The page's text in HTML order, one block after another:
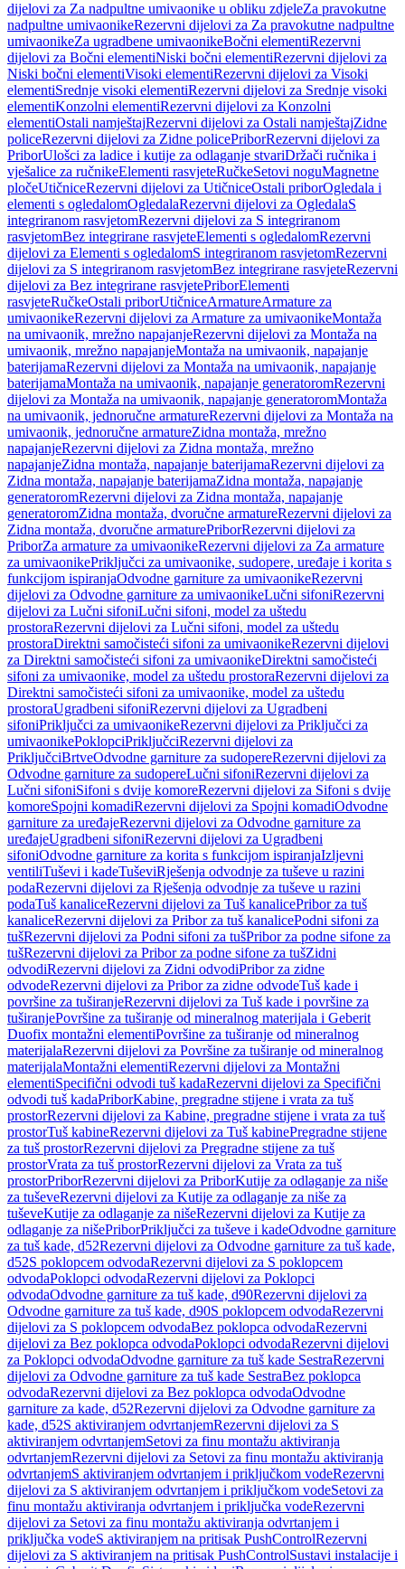
dijelovi za Za nadpultne umivaonike u obliku zdjeleZa pravokutne
nadpultne umivaonikeRezervni dijelovi za Za pravokutne nadpultne
umivaonikeZa ugradbene umivaonikeBočni elementiRezervni
dijelovi za Bočni elementiNiski bočni elementiRezervni dijelovi za
Niski bočni elementiVisoki elementiRezervni dijelovi za Visoki
elementiSrednje visoki elementiRezervni dijelovi za Srednje visoki
elementiKonzolni elementiRezervni dijelovi za Konzolni
elementiOstali namještajRezervni dijelovi za Ostali namještajZidne
policeRezervni dijelovi za Zidne policePriborRezervni dijelovi za
PriborUlošci za ladice i kutije za odlaganje stvariDržači ručnika i
vješalice za ručnikeElementi rasvjeteRučkeSetovi noguMagnetne
pločeUtičniceRezervni dijelovi za UtičniceOstali priborOgledala i
elementi s ogledalomOgledalaRezervni dijelovi za OgledalaS
integriranom rasvjetomRezervni dijelovi za S integriranom
rasvjetomBez integrirane rasvjeteElementi s ogledalomRezervni
dijelovi za Elementi s ogledalomS integriranom rasvjetomRezervni
dijelovi za S integriranom rasvjetomBez integrirane rasvjeteRezervni
dijelovi za Bez integrirane rasvjetePriborElementi
rasvjeteRučkeOstali priborUtičniceArmatureArmature za
umivaonikeRezervni dijelovi za Armature za umivaonikeMontaža
na umivaonik, mrežno napajanjeRezervni dijelovi za Montaža na
umivaonik, mrežno napajanjeMontaža na umivaonik, napajanje
baterijamaRezervni dijelovi za Montaža na umivaonik, napajanje
baterijamaMontaža na umivaonik, napajanje generatoromRezervni
dijelovi za Montaža na umivaonik, napajanje generatoromMontaža
na umivaonik, jednoručne armatureRezervni dijelovi za Montaža na
umivaonik, jednoručne armatureZidna montaža, mrežno
napajanjeRezervni dijelovi za Zidna montaža, mrežno
napajanjeZidna montaža, napajanje baterijamaRezervni dijelovi za
Zidna montaža, napajanje baterijamaZidna montaža, napajanje
generatoromRezervni dijelovi za Zidna montaža, napajanje
generatoromZidna montaža, dvoručne armatureRezervni dijelovi za
Zidna montaža, dvoručne armaturePriborRezervni dijelovi za
PriborZa armature za umivaonikeRezervni dijelovi za Za armature
za umivaonikePriključci za umivaonike, sudopere, uređaje i korita s
funkcijom ispiranjaOdvodne garniture za umivaonikeRezervni
dijelovi za Odvodne garniture za umivaonikeLučni sifoniRezervni
dijelovi za Lučni sifoniLučni sifoni, model za uštedu
prostoraRezervni dijelovi za Lučni sifoni, model za uštedu
prostoraDirektni samočisteći sifoni za umivaonikeRezervni dijelovi
za Direktni samočisteći sifoni za umivaonikeDirektni samočisteći
sifoni za umivaonike, model za uštedu prostoraRezervni dijelovi za
Direktni samočisteći sifoni za umivaonike, model za uštedu
prostoraUgradbeni sifoniRezervni dijelovi za Ugradbeni
sifoniPriključci za umivaonikeRezervni dijelovi za Priključci za
umivaonikePoklopciPriključciRezervni dijelovi za
PriključciBrtveOdvodne garniture za sudopereRezervni dijelovi za
Odvodne garniture za sudopereLučni sifoniRezervni dijelovi za
Lučni sifoniSifoni s dvije komoreRezervni dijelovi za Sifoni s dvije
komoreSpojni komadiRezervni dijelovi za Spojni komadiOdvodne
garniture za uređajeRezervni dijelovi za Odvodne garniture za
uređajeUgradbeni sifoniRezervni dijelovi za Ugradbeni
sifoniOdvodne garniture za korita s funkcijom ispiranjaIzljevni
ventiliTuševi i kadeTuševiRješenja odvodnje za tuševe u razini
podaRezervni dijelovi za Rješenja odvodnje za tuševe u razini
podaTuš kanaliceRezervni dijelovi za Tuš kanalicePribor za tuš
kanaliceRezervni dijelovi za Pribor za tuš kanalicePodni sifoni za
tušRezervni dijelovi za Podni sifoni za tušPribor za podne sifone za
tušRezervni dijelovi za Pribor za podne sifone za tušZidni
odvodiRezervni dijelovi za Zidni odvodiPribor za zidne
odvodeRezervni dijelovi za Pribor za zidne odvodeTuš kade i
površine za tuširanjeRezervni dijelovi za Tuš kade i površine za
tuširanjePovršine za tuširanje od mineralnog materijala i Geberit
Duofix montažni elementiPovršine za tuširanje od mineralnog
materijalaRezervni dijelovi za Površine za tuširanje od mineralnog
materijalaMontažni elementiRezervni dijelovi za Montažni
elementiSpecifični odvodi tuš kadaRezervni dijelovi za Specifični
odvodi tuš kadaPriborKabine, pregradne stijene i vrata za tuš
prostorRezervni dijelovi za Kabine, pregradne stijene i vrata za tuš
prostorTuš kabineRezervni dijelovi za Tuš kabinePregradne stijene
za tuš prostorRezervni dijelovi za Pregradne stijene za tuš
prostorVrata za tuš prostorRezervni dijelovi za Vrata za tuš
prostorPriborRezervni dijelovi za PriborKutije za odlaganje za niše
za tuševeRezervni dijelovi za Kutije za odlaganje za niše za
tuševeKutije za odlaganje za nišeRezervni dijelovi za Kutije za
odlaganje za nišePriborPriključci za tuševe i kadeOdvodne garniture
za tuš kade, d52Rezervni dijelovi za Odvodne garniture za tuš kade,
d52S poklopcem odvodaRezervni dijelovi za S poklopcem
odvodaPoklopci odvodaRezervni dijelovi za Poklopci
odvodaOdvodne garniture za tuš kade, d90Rezervni dijelovi za
Odvodne garniture za tuš kade, d90S poklopcem odvodaRezervni
dijelovi za S poklopcem odvodaBez poklopca odvodaRezervni
dijelovi za Bez poklopca odvodaPoklopci odvodaRezervni dijelovi
za Poklopci odvodaOdvodne garniture za tuš kade SestraRezervni
dijelovi za Odvodne garniture za tuš kade SestraBez poklopca
odvodaRezervni dijelovi za Bez poklopca odvodaOdvodne
garniture za kade, d52Rezervni dijelovi za Odvodne garniture za
kade, d52S aktiviranjem odvrtanjemRezervni dijelovi za S
aktiviranjem odvrtanjemSetovi za finu montažu aktiviranja
odvrtanjemRezervni dijelovi za Setovi za finu montažu aktiviranja
odvrtanjemS aktiviranjem odvrtanjem i priključkom vodeRezervni
dijelovi za S aktiviranjem odvrtanjem i priključkom vodeSetovi za
finu montažu aktiviranja odvrtanjem i priključka vodeRezervni
dijelovi za Setovi za finu montažu aktiviranja odvrtanjem i
priključka vodeS aktiviranjem na pritisak PushControlRezervni
dijelovi za S aktiviranjem na pritisak PushControlSustavi instalacije i